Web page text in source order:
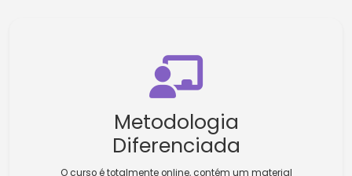
Metodologia
Diferenciada
O curso é totalmente online, contém um material